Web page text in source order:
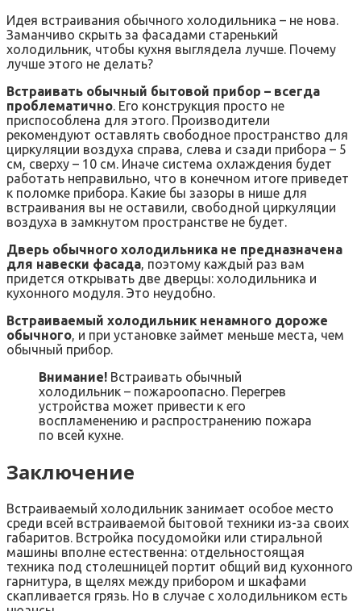
Идея встраивания обычного холодильника – не нова.
Заманчиво скрыть за фасадами старенький
холодильник, чтобы кухня выглядела лучше. Почему
лучше этого не делать?
Встраивать обычный бытовой прибор – всегда
проблематично. Его конструкция просто не
приспособлена для этого. Производители
рекомендуют оставлять свободное пространство для
циркуляции воздуха справа, слева и сзади прибора – 5
см, сверху – 10 см. Иначе система охлаждения будет
работать неправильно, что в конечном итоге приведет
к поломке прибора. Какие бы зазоры в нише для
встраивания вы не оставили, свободной циркуляции
воздуха в замкнутом пространстве не будет.
Дверь обычного холодильника не предназначена
для навески фасада, поэтому каждый раз вам
придется открывать две дверцы: холодильника и
кухонного модуля. Это неудобно.
Встраиваемый холодильник ненамного дороже
обычного, и при установке займет меньше места, чем
обычный прибор.
Внимание! Встраивать обычный
холодильник – пожароопасно. Перегрев
устройства может привести к его
воспламенению и распространению пожара
по всей кухне.
Заключение
Встраиваемый холодильник занимает особое место
среди всей встраиваемой бытовой техники из-за своих
габаритов. Встройка посудомойки или стиральной
машины вполне естественна: отдельностоящая
техника под столешницей портит общий вид кухонного
гарнитура, в щелях между прибором и шкафами
скапливается грязь. Но в случае с холодильником есть